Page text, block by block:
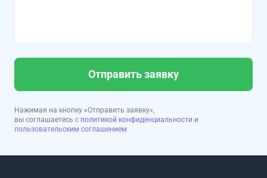
Отправить заявку
Нажимая на кнопку «Отправить заявку»,
вы соглашаетесь с политикой конфиденциальности и
пользовательским соглашением